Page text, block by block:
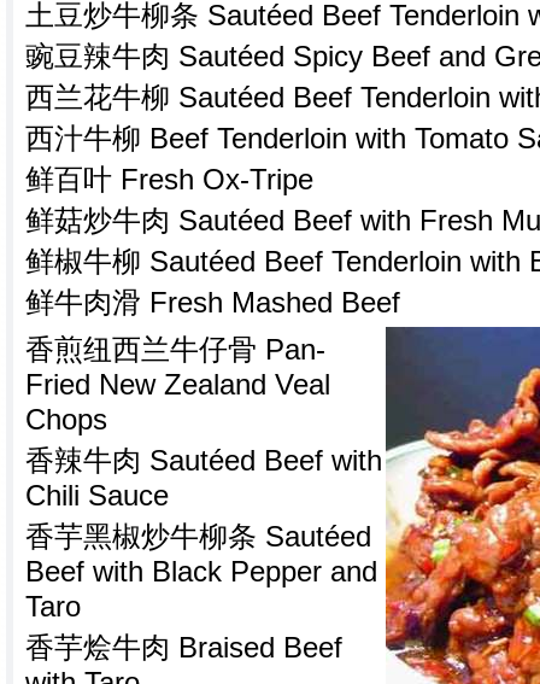
土豆炒牛柳条 Sautéed Beef Tenderloin
豌豆辣牛肉 Sautéed Spicy Beef and
西兰花牛柳 Sautéed Beef Tenderloin
西汁牛柳 Beef Tenderloin with Tomato
鲜百叶 Fresh Ox-Tripe
鲜菇炒牛肉 Sautéed Beef with Fresh
鲜椒牛柳 Sautéed Beef Tenderloin with
鲜牛肉滑 Fresh Mashed Beef
香煎纽西兰牛仔骨 Pan-
Fried New Zealand Veal
Chops
香辣牛肉 Sautéed Beef with
Chili Sauce
香芋黑椒炒牛柳条 Sautéed
Beef with Black Pepper and
Taro
香芋烩牛肉 Braised Beef